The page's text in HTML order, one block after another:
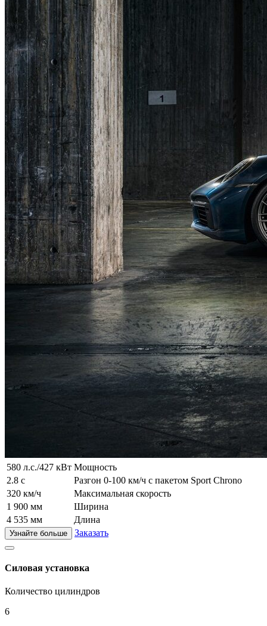
580 л.с./427 кВт Мощность
2.8 с
Разгон 0-100 км/ч с пакетом Sport Chrono
320 км/ч
Максимальная скорость
1 900 мм
Ширина
4 535 мм
Длина
Узнайте больше Заказать
Силовая установка
Количество цилиндров
6